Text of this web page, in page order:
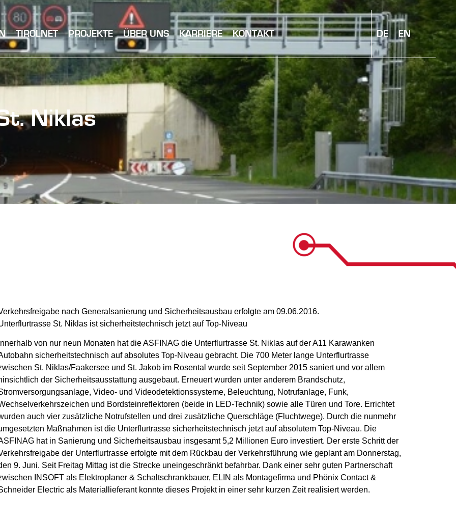
TIROLNET PROJEKTE ÜBER UNS KARRIERE KONTAKT DE EN
Niklas
nach Generalsanierung und Sicherheitsausbau erfolgte am 09.06.2016.
St. Niklas ist sicherheitstechnisch jetzt auf Top-Niveau
von nur neun Monaten hat die ASFINAG die Unterflurtrasse St. Niklas auf der A11 Karawanken
sicherheitstechnisch auf absolutes Top-Niveau gebracht. Die 700 Meter lange Unterflurtrasse
St. Niklas/Faakersee und St. Jakob im Rosental wurde seit September 2015 saniert und vor allem
der Sicherheitsausstattung ausgebaut. Erneuert wurden unter anderem Brandschutz,
Video- und Videodetektionssysteme, Beleuchtung, Notrufanlage, Funk,
und Bordsteinreflektoren (beide in LED-Technik) sowie alle Türen und Tore. Errichtet
auch vier zusätzliche Notrufstellen und drei zusätzliche Querschläge (Fluchtwege). Durch die nunmehr
Maßnahmen ist die Unterflurtrasse sicherheitstechnisch jetzt auf absolutem Top-Niveau. Die
hat in Sanierung und Sicherheitsausbau insgesamt 5,2 Millionen Euro investiert. Der erste Schritt der
der Unterflurtrasse erfolgte mit dem Rückbau der Verkehrsführung wie geplant am Donnerstag,
9. Juni. Seit Freitag Mittag ist die Strecke uneingeschränkt befahrbar. Dank einer sehr guten Partnerschaft
INSOFT als Elektroplaner & Schaltschrankbauer, ELIN als Montagefirma und Phönix Contact &
Electric als Materiallieferant konnte dieses Projekt in einer sehr kurzen Zeit realisiert werden.